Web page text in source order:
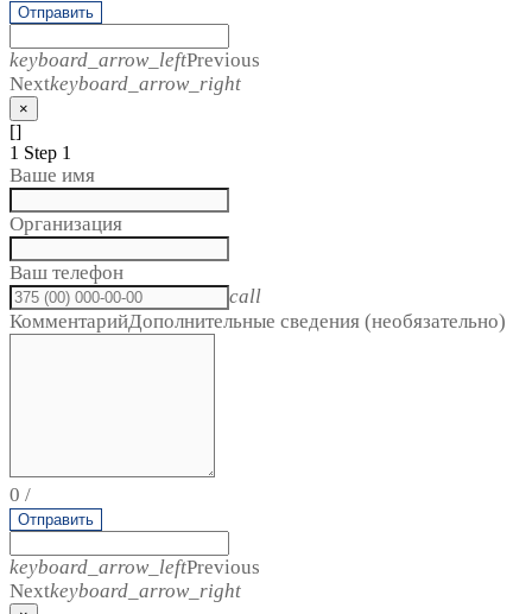
Отправить
keyboard_arrow_leftPrevious
Nextkeyboard_arrow_right
×
[]
1 Step 1
Ваше имя
Организация
Ваш телефон
call
КомментарийДополнительные сведения (необязательно)
0 /
Отправить
keyboard_arrow_leftPrevious
Nextkeyboard_arrow_right